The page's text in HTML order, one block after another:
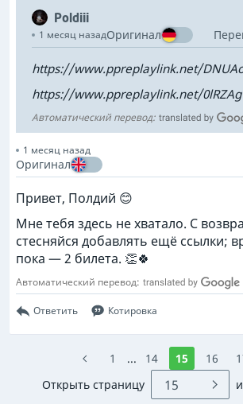
Poldiii
1 месяц назадОригинал
https://www.ppreplaylink.net/
https://www.ppreplaylink.net/
Автоматический перевод:
1 месяц назад
Оригинал
Привет, Полдий 😊
Мне тебя здесь не хватало. С
стесняйся добавлять ещё ссылки;
пока — 2 билета. 👏🍀
Автоматический перевод:
Ответить Котировка
1 ... 14 15 16
Открыть страницу